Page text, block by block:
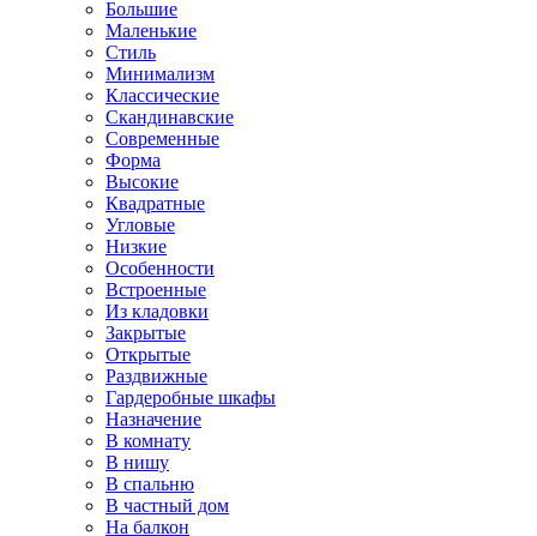
Большие
Маленькие
Стиль
Минимализм
Классические
Скандинавские
Современные
Форма
Высокие
Квадратные
Угловые
Низкие
Особенности
Встроенные
Из кладовки
Закрытые
Открытые
Раздвижные
Гардеробные шкафы
Назначение
В комнату
В нишу
В спальню
В частный дом
На балкон